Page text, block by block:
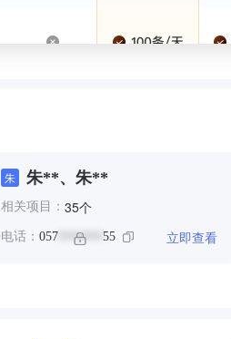
朱 朱**、朱**
相关项目： 35个
电话： 057 ******* 55 立即查看